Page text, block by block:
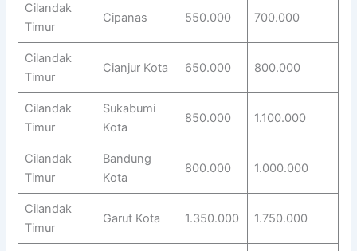
Cilandak
Timur
Cipanas 550.000 700.000
Cilandak
Timur
Cianjur Kota 650.000 800.000
Cilandak
Timur
Sukabumi
Kota
850.000 1.100.000
Cilandak
Timur
Bandung
Kota
800.000 1.000.000
Cilandak
Timur
Garut Kota 1.350.000 1.750.000